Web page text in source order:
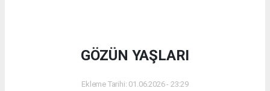
GÖZÜN YAŞLARI
Ekleme Tarihi: 01.06.2026 - 23:29